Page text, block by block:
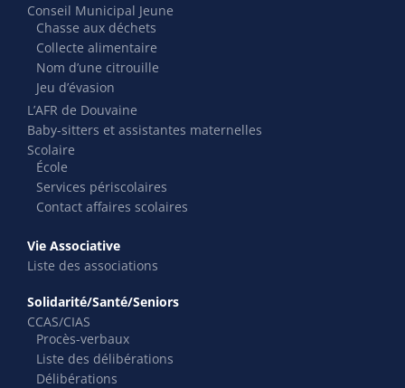
Conseil Municipal Jeune
Chasse aux déchets
Collecte alimentaire
Nom d’une citrouille
Jeu d’évasion
L’AFR de Douvaine
Baby-sitters et assistantes maternelles
Scolaire
École
Services périscolaires
Contact affaires scolaires
Vie Associative
Liste des associations
Solidarité/Santé/Seniors
CCAS/CIAS
Procès-verbaux
Liste des délibérations
Délibérations